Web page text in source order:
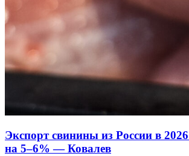
Экспорт свинины из России в
на 5–6% — Ковалев